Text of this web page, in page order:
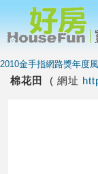
2010金手指網路獎年度
棉花田 ( 網址